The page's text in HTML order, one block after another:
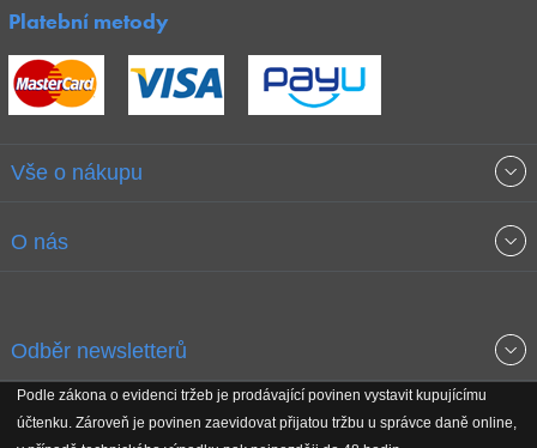
Platební metody
Vše o nákupu
Obchodní podmínky
Reklamační řád
O nás
Koho podporujeme
Odběr newsletterů
Získejte přehled o novinkách, slevách, akčním zboží a upozornění
na nové články v magazínu!
Podle zákona o evidenci tržeb je prodávající povinen vystavit kupujícímu
účtenku. Zároveň je povinen zaevidovat přijatou tržbu u správce daně online,